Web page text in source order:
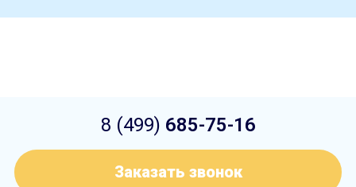
8 (499) 685-75-16
Заказать звонок